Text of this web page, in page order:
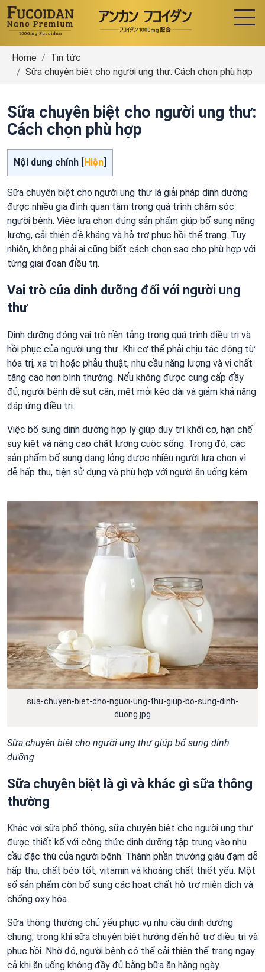
Home
Tin tức
Sữa chuyên biệt cho người ung thư: Cách chọn phù hợp
Sữa chuyên biệt cho người ung thư:
Cách chọn phù hợp
Nội dung chính [Hiện]
Sữa chuyên biệt cho người ung thư là giải pháp dinh dưỡng
được nhiều gia đình quan tâm trong quá trình chăm sóc
người bệnh. Việc lựa chọn đúng sản phẩm giúp bổ sung năng
lượng, cải thiện đề kháng và hỗ trợ phục hồi thể trạng. Tuy
nhiên, không phải ai cũng biết cách chọn sao cho phù hợp với
từng giai đoạn điều trị.
Vai trò của dinh dưỡng đối với người ung
thư
Dinh dưỡng đóng vai trò nền tảng trong quá trình điều trị và
hồi phục của người ung thư. Khi cơ thể phải chịu tác động từ
hóa trị, xạ trị hoặc phẫu thuật, nhu cầu năng lượng và vi chất
tăng cao hơn bình thường. Nếu không được cung cấp đầy
đủ, người bệnh dễ sụt cân, mệt mỏi kéo dài và giảm khả năng
đáp ứng điều trị.
Việc bổ sung dinh dưỡng hợp lý giúp duy trì khối cơ, hạn chế
suy kiệt và nâng cao chất lượng cuộc sống. Trong đó, các
sản phẩm bổ sung dạng lỏng được nhiều người lựa chọn vì
dễ hấp thu, tiện sử dụng và phù hợp với người ăn uống kém.
sua-chuyen-biet-cho-nguoi-ung-thu-giup-bo-sung-dinh-
duong.jpg
Sữa chuyên biệt cho người ung thư giúp bổ sung dinh
dưỡng
Sữa chuyên biệt là gì và khác gì sữa thông
thường
Khác với sữa phổ thông, sữa chuyên biệt cho người ung thư
được thiết kế với công thức dinh dưỡng tập trung vào nhu
cầu đặc thù của người bệnh. Thành phần thường giàu đạm dễ
hấp thu, chất béo tốt, vitamin và khoáng chất thiết yếu. Một
số sản phẩm còn bổ sung các hoạt chất hỗ trợ miễn dịch và
chống oxy hóa.
Sữa thông thường chủ yếu phục vụ nhu cầu dinh dưỡng
chung, trong khi sữa chuyên biệt hướng đến hỗ trợ điều trị và
phục hồi. Nhờ đó, người bệnh có thể cải thiện thể trạng ngay
cả khi ăn uống không đầy đủ bằng bữa ăn hằng ngày.